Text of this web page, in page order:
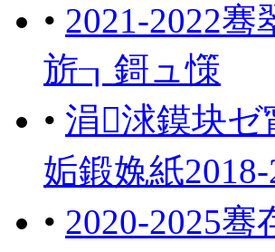
• 2021-2022
旂┒鎶ュ憡
• 涓浗鏌块ゼ
姤鍛婏紙
• 2020-2025